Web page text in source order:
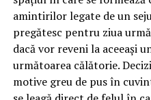
amintirilor legate de un
pregătesc pentru ziua
dacă vor reveni la aceeași
următoarea călătorie.
motive greu de pus în